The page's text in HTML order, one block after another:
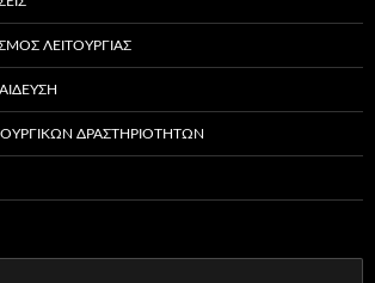
ΛΕΙΤΟΥΡΓΊΑΣ
ΔΡΑΣΤΗΡΙΟΤΉΤΩΝ